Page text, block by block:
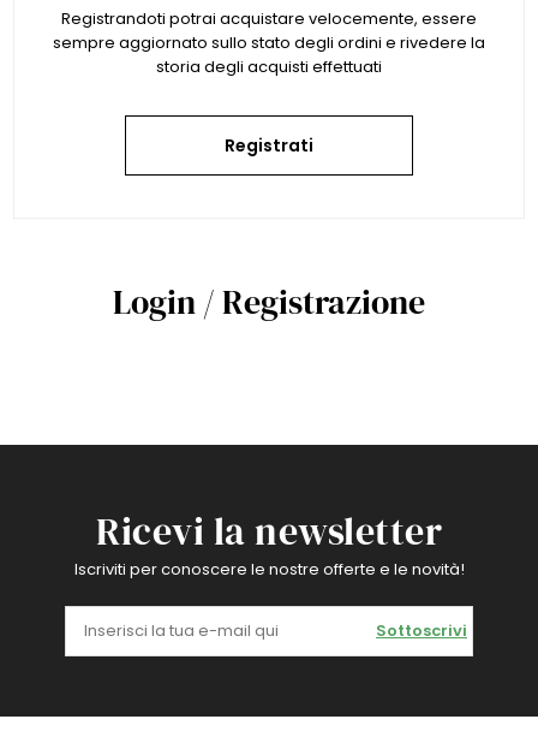
Registrandoti potrai acquistare velocemente, essere
sempre aggiornato sullo stato degli ordini e rivedere la
storia degli acquisti effettuati
Registrati
Login / Registrazione
Ricevi la newsletter
Iscriviti per conoscere le nostre offerte e le novità!
Sottoscrivi